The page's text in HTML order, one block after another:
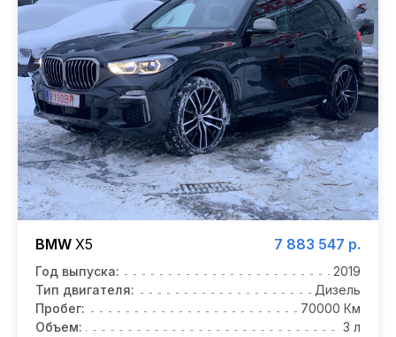
BMW X5 7 883 547 р.
Год выпуска:
2019
Тип двигателя:
Дизель
Пробег:
70000 Км
Объем:
3 л